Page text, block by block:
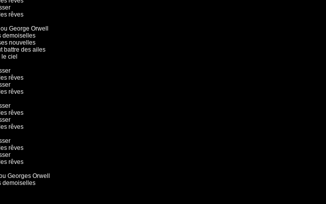
rêves
George Orwell
demoiselles
nouvelles
battre des ailes
ciel
rêves
rêves
rêves
rêves
rêves
rêves
Georges Orwell
demoiselles